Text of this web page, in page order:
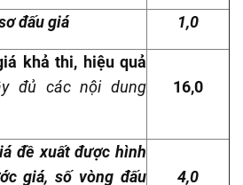
đấu giá 1,0
khả thi, hiệu quả
đủ các nội dung
16,0
đề xuất được hình
giá, số vòng đấu
4,0